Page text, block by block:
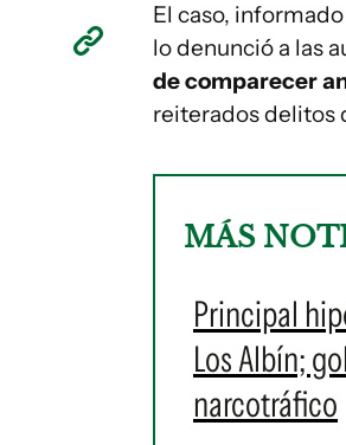
El caso,
lo denunció a las
de comparecer
reiterados delitos
MÁS
Principal
Los Albín;
narcotráfico